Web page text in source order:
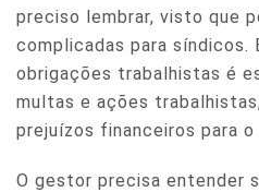
preciso lembrar, visto que
complicadas para síndicos.
obrigações trabalhistas é
multas e ações
prejuízos financeiros para o
O gestor precisa entender